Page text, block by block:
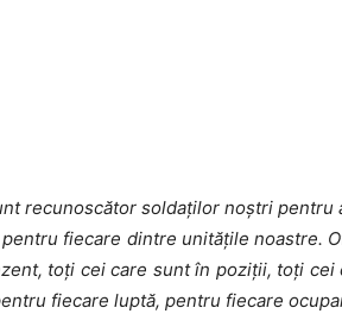
recunoscător soldaților noștri
fiecare dintre unitățile noastre.
toți cei care sunt în poziții, toți
fiecare luptă, pentru fiecare